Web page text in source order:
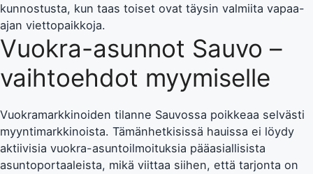
kunnostusta, kun taas toiset ovat täysin valmiita vapaa-
ajan viettopaikkoja.
Vuokra-asunnot Sauvo –
vaihtoehdot myymiselle
Vuokramarkkinoiden tilanne Sauvossa poikkeaa selvästi
myyntimarkkinoista. Tämänhetkisissä hauissa ei löydy
aktiivisia vuokra-asuntoilmoituksia pääasiallisista
asuntoportaaleista, mikä viittaa siihen, että tarjonta on